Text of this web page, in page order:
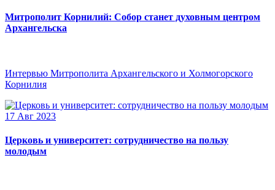
Митрополит Корнилий: Собор станет духовным центром
Архангельска
Интервью Митрополита Архангельского и Холмогорского
Корнилия
17 Авг 2023
Церковь и университет: сотрудничество на пользу
молодым